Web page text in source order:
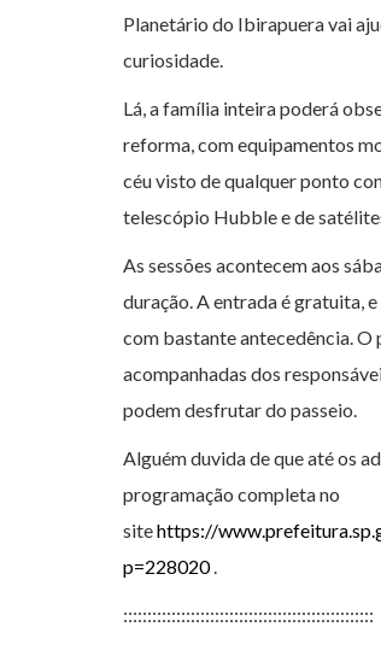
Planetário do Ibirapuera vai
curiosidade.
Lá, a família inteira poderá
reforma, com equipamentos
céu visto de qualquer ponto
telescópio Hubble e de
As sessões acontecem aos
duração. A entrada é gratuita,
com bastante antecedência. O
acompanhadas dos
podem desfrutar do passeio.
Alguém duvida de que até os
programação completa no
sitehttps://
p=228020.
::::::::::::::::::::::::::::::::::::::::::::::::::::